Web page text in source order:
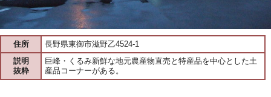
住所
長野県東御市滋野乙4524-1
説明
抜粋
巨峰・くるみ新鮮な地元農産物直売と特産品を中心とした土
産品コーナーがある。